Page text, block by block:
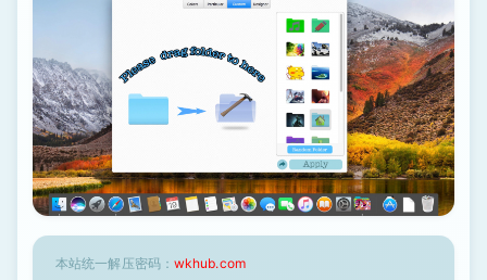
本站统一解压密码： wkhub.com